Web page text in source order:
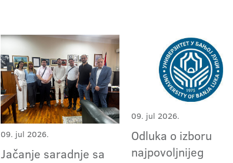
09. jul 2026.
Jačanje saradnje sa
09. jul 2026.
Odluka o izboru
najpovoljnijeg